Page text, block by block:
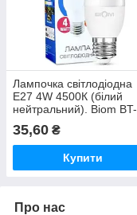
Лампочка світлодіодна
E27 4W 4500К (білий
нейтральний). Biom BT-
35,60 ₴
Купити
Про нас